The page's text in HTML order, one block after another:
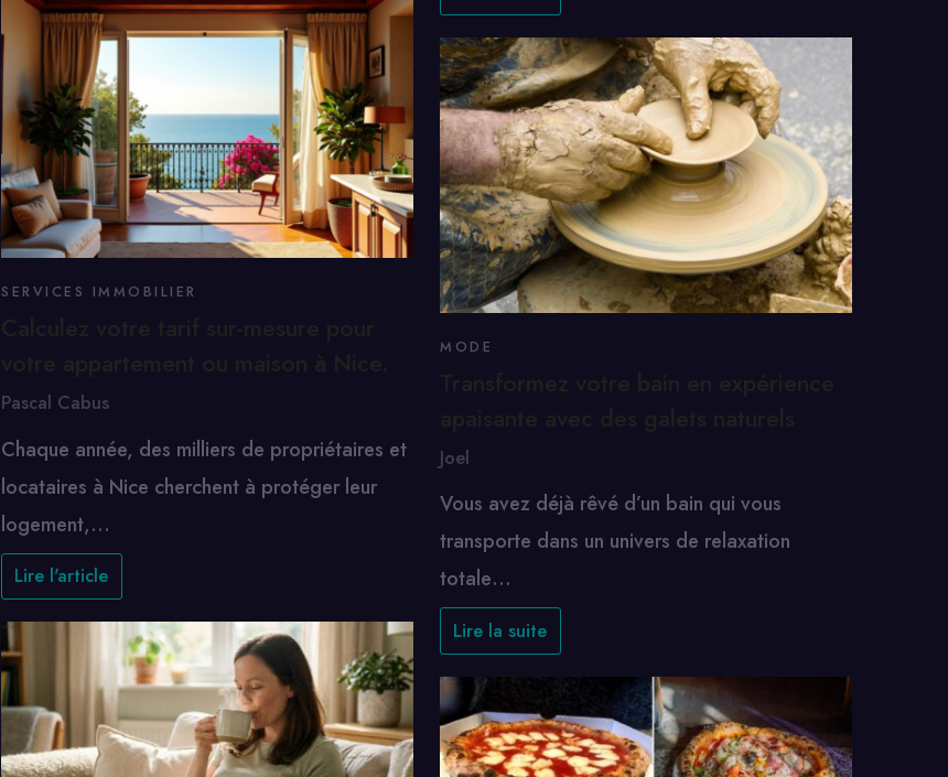
SERVICES IMMOBILIER
Pascal Cabus
Chaque année, des milliers de propriétaires et
locataires à Nice cherchent à protéger leur
logement,…
Lire l'article
MODE
Joel
Vous avez déjà rêvé d’un bain qui vous
transporte dans un univers de relaxation
totale…
Lire la suite